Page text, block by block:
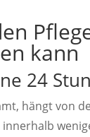
kann
24
hängt von